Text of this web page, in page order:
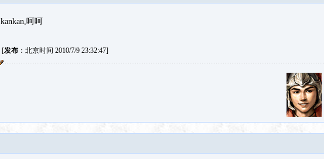
kankan,呵呵
[发布：北京时间 2010/7/9 23:32:47]